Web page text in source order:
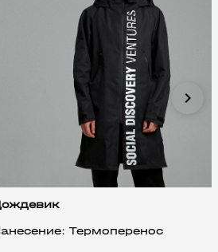
Термоперенос
chevron_right